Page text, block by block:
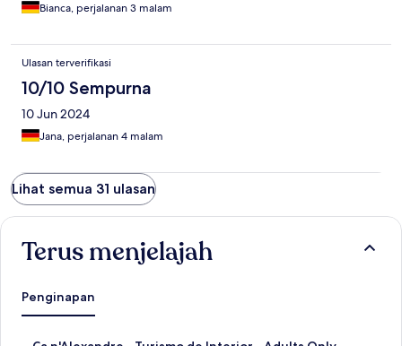
Bianca, perjalanan 3 malam
Ulasan terverifikasi
10/10 Sempurna
10 Jun 2024
Jana, perjalanan 4 malam
Lihat semua 31 ulasan
Terus menjelajah
Penginapan